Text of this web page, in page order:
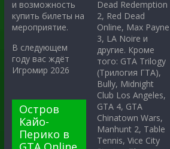
и возможность
купить билеты на
мероприятие.
В следующем
году вас ждёт
Игромир 2026
Остров
Кайо-
Перико в
Dead Redemption
2, Red Dead
Online, Max Payne
3, LA Noire и
другие. Кроме
того: GTA Trilogy
(Трилогия ГТА),
Bully, Midnight
Club Los Angeles,
GTA 4, GTA
Chinatown Wars,
Manhunt 2, Table
Tennis, Vice City